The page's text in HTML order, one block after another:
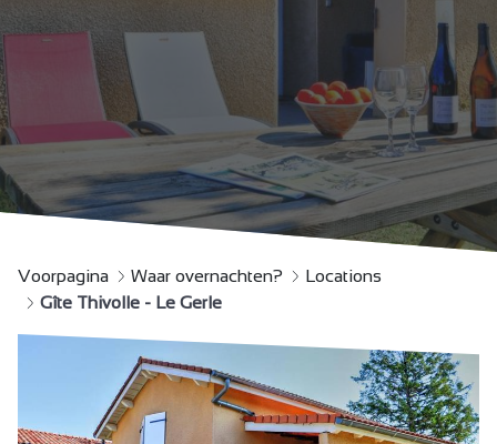
Voorpagina Waar overnachten?
Locations
Gîte Thivolle - Le Gerle